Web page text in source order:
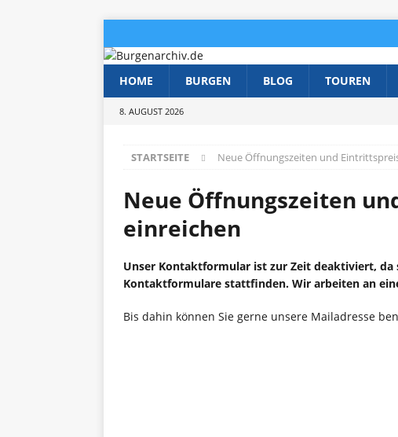
HOME BURGEN BLOG TOUREN
8. AUGUST 2026
STARTSEITE Neue Öffnungszeiten und
Neue Öffnungszeiten
einreichen
Unser Kontaktformular ist zur Zeit deaktiviert,
Kontaktformulare stattfinden. Wir arbeiten an
Bis dahin können Sie gerne unsere Mailadresse